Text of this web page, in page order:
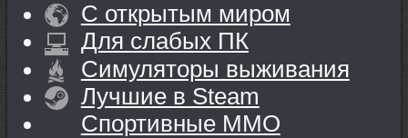
С открытым миром
Для слабых ПК
Симуляторы выживания
Лучшие в Steam
Спортивные MMO